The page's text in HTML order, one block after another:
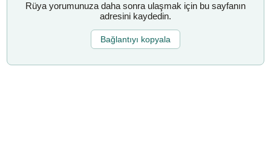
Rüya yorumunuza daha sonra ulaşmak için bu sayfanın
adresini kaydedin.
Bağlantıyı kopyala